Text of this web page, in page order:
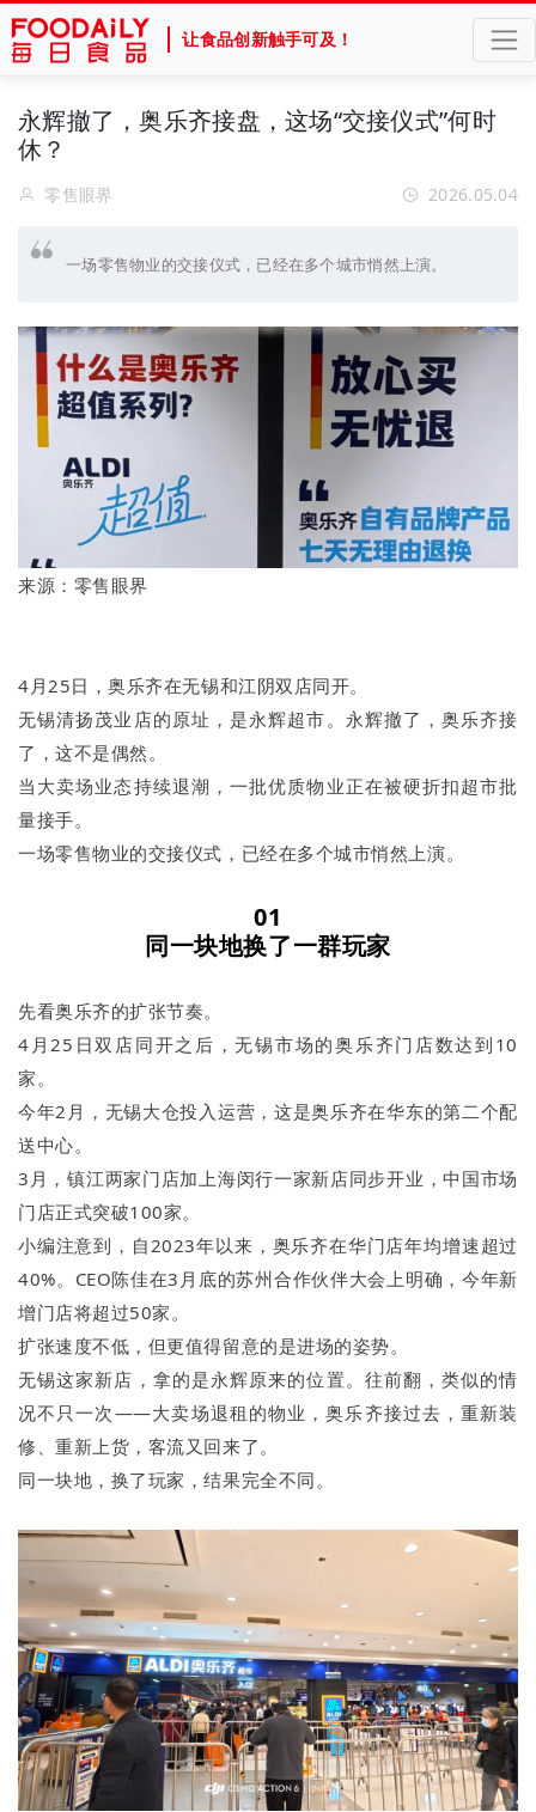
让食品创新触手可及！
永辉撤了，奥乐齐接盘，这场“交接仪式”何时
休？
零售眼界 2026.05.04
一场零售物业的交接仪式，已经在多个城市悄然上演。
来源：零售眼界
4月25日，奥乐齐在无锡和江阴双店同开。
无锡清扬茂业店的原址，是永辉超市。永辉撤了，奥乐齐接
了，这不是偶然。
当大卖场业态持续退潮，一批优质物业正在被硬折扣超市批
量接手。
一场零售物业的交接仪式，已经在多个城市悄然上演。
01
同一块地换了一群玩家
先看奥乐齐的扩张节奏。
4月25日双店同开之后，无锡市场的奥乐齐门店数达到10
家。
今年2月，无锡大仓投入运营，这是奥乐齐在华东的第二个配
送中心。
3月，镇江两家门店加上海闵行一家新店同步开业，中国市场
门店正式突破100家。
小编注意到，自2023年以来，奥乐齐在华门店年均增速超过
40%。CEO陈佳在3月底的苏州合作伙伴大会上明确，今年新
增门店将超过50家。
扩张速度不低，但更值得留意的是进场的姿势。
无锡这家新店，拿的是永辉原来的位置。往前翻，类似的情
况不只一次——大卖场退租的物业，奥乐齐接过去，重新装
修、重新上货，客流又回来了。
同一块地，换了玩家，结果完全不同。